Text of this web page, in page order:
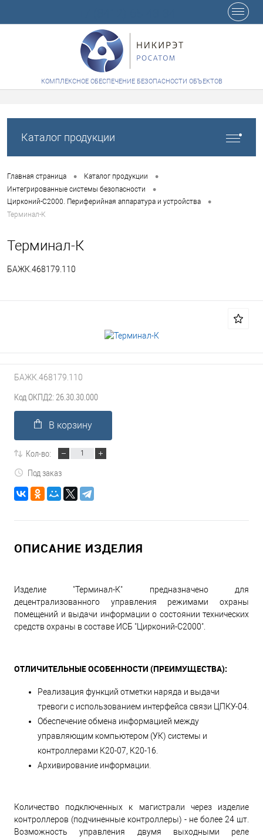
КОМПЛЕКСНОЕ ОБЕСПЕЧЕНИЕ БЕЗОПАСНОСТИ ОБЪЕКТОВ
Каталог продукции
Главная страница • Каталог продукции •
Интегрированные системы безопасности •
Цирконий-С2000. Периферийная аппаратура и устройства •
Терминал-К
Терминал-К
БАЖК.468179.110
БАЖК.468179.110
Код ОКПД2: 26.30.30.000
В корзину
Кол-во:
Под заказ
ОПИСАНИЕ ИЗДЕЛИЯ
Изделие "Терминал-К" предназначено для
децентрализованного управления режимами охраны
помещений и выдачи информации о состоянии технических
средств охраны в составе ИСБ "Цирконий-С2000".
ОТЛИЧИТЕЛЬНЫЕ ОСОБЕННОСТИ (ПРЕИМУЩЕСТВА):
Реализация функций отметки наряда и выдачи
тревоги с использованием интерфейса связи ЦПКУ-04.
Обеспечение обмена информацией между
управляющим компьютером (УК) системы и
контроллерами К20-07, К20-16.
Архивирование информации.
Количество подключенных к магистрали через изделие
контроллеров (подчиненные контроллеры) - не более 24 шт.
Возможность управления двумя выходными реле